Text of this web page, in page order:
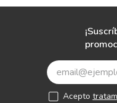
Acepto